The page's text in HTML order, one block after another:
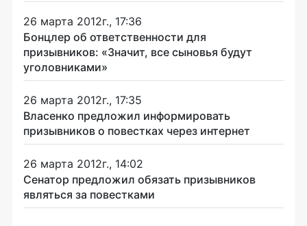
26 марта 2012г., 17:36
Бонцлер об ответственности для
призывников: «Значит, все сыновья будут
уголовниками»
26 марта 2012г., 17:35
Власенко предложил информировать
призывников о повестках через интернет
26 марта 2012г., 14:02
Сенатор предложил обязать призывников
являться за повестками